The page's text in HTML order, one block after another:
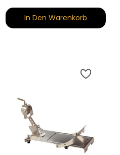
In Den Warenkorb